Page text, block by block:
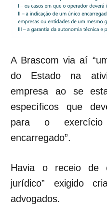
A Brascom via aí
do Estado na
empresa ao se
específicos que
para o
encarregado”.
Havia o receio de
jurídico” exigido
advogados.